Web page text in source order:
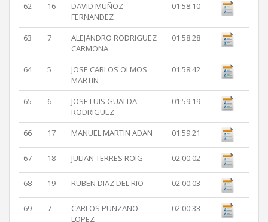
62 16
DAVID MUÑOZ
FERNANDEZ
01:58:10
63 7
ALEJANDRO RODRIGUEZ
CARMONA
01:58:28
64 5
JOSE CARLOS OLMOS
MARTIN
01:58:42
65 6
JOSE LUIS GUALDA
RODRIGUEZ
01:59:19
66 17 MANUEL MARTIN ADAN 01:59:21
67 18 JULIAN TERRES ROIG 02:00:02
68 19 RUBEN DIAZ DEL RIO 02:00:03
69 7
CARLOS PUNZANO
LOPEZ
02:00:33